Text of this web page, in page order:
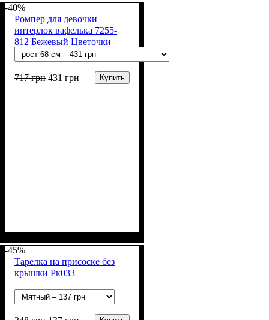
Шерсть, Полиэстер
-40%
Ромпер для девочки
интерлок вафелька 7255-
812 Бежевый Цветочки
717грн 431 грн Купить
вафелька (100% хлопок)
-45%
Тарелка на присоске без
крышки Рк033